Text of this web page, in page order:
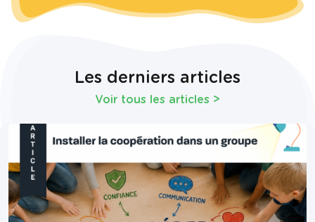
Les derniers articles
Voir tous les articles >